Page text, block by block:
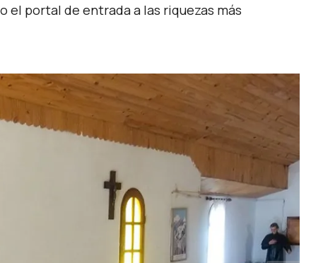
portal de entrada a las riquezas más